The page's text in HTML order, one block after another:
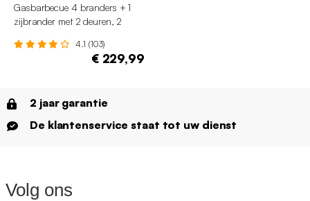
Gasbarbecue 4 branders + 1
zijbrander met 2 deuren, 2
4.1 (103)
€ 229,99
2 jaar garantie
De klantenservice staat tot uw dienst
Volg ons